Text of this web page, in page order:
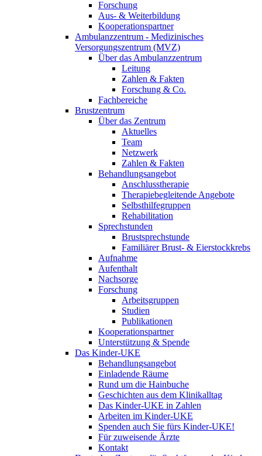
Forschung
Aus- & Weiterbildung
Kooperationspartner
Ambulanzzentrum - Medizinisches
Versorgungszentrum (MVZ)
Über das Ambulanzzentrum
Leitung
Zahlen & Fakten
Forschung & Co.
Fachbereiche
Brustzentrum
Über das Zentrum
Aktuelles
Team
Netzwerk
Zahlen & Fakten
Behandlungsangebot
Anschlusstherapie
Therapiebegleitende Angebote
Selbsthilfegruppen
Rehabilitation
Sprechstunden
Brustsprechstunde
Familiärer Brust- & Eierstockkrebs
Aufnahme
Aufenthalt
Nachsorge
Forschung
Arbeitsgruppen
Studien
Publikationen
Kooperationspartner
Unterstützung & Spende
Das Kinder-UKE
Behandlungsangebot
Einladende Räume
Rund um die Hainbuche
Geschichten aus dem Klinikalltag
Das Kinder-UKE in Zahlen
Arbeiten im Kinder-UKE
Spenden auch Sie fürs Kinder-UKE!
Für zuweisende Ärzte
Kontakt